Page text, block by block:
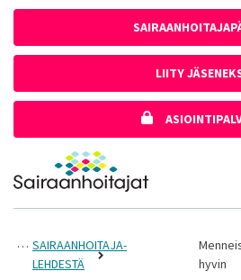
LIITY
Etusivulle
SAIRAANHOITAJA-
LEHDESTÄ
hyvin